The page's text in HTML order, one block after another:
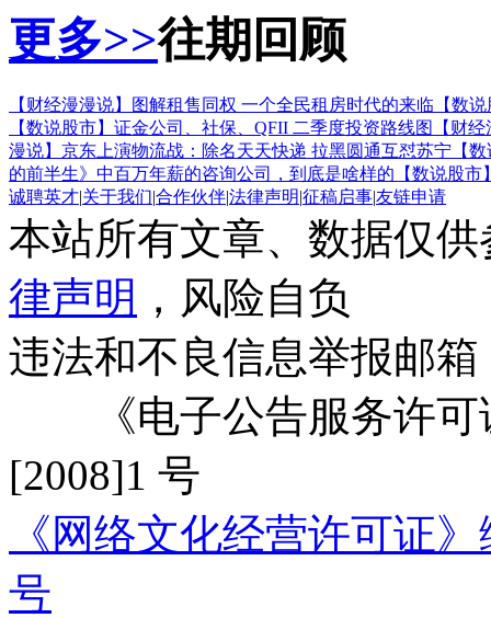
更多>>往期回顾
【财经漫漫说】图解租售同权 一个全民租房时代的来临 【数
【数说股市】证金公司、社保、QFII 二季度投资路线图
【财
漫说】京东上演物流战：除名天天快递 拉黑圆通互怼苏宁 【
的前半生》中百万年薪的咨询公司，到底是啥样的 【数说股
诚聘英才|关于我们|合作伙伴|法律声明|征稿启事|友链申请
本站所有文章、数据仅
律声明 ，风险自负
违法和不良信息举报邮箱
《电子公告服务许可
[2008]1 号
《网络文化经营许可证
号